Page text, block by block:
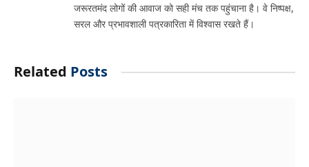
जरूरतमंद लोगों की आवाज को सही मंच तक पहुंचाना है। वे निष्पक्ष,
सरल और प्रभावशाली पत्रकारिता में विश्वास रखते हैं।
Related Posts